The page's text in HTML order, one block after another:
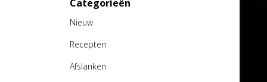
Categorieën
Nieuw
Recepten
Afslanken